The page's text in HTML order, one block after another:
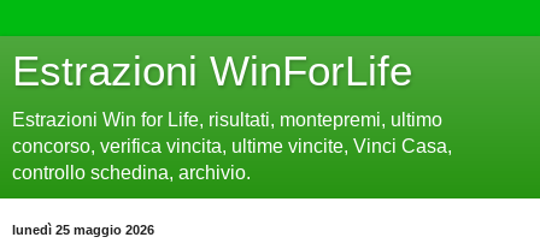
Estrazioni WinForLife
Estrazioni Win for Life, risultati, montepremi, ultimo
concorso, verifica vincita, ultime vincite, Vinci Casa,
controllo schedina, archivio.
lunedì 25 maggio 2026